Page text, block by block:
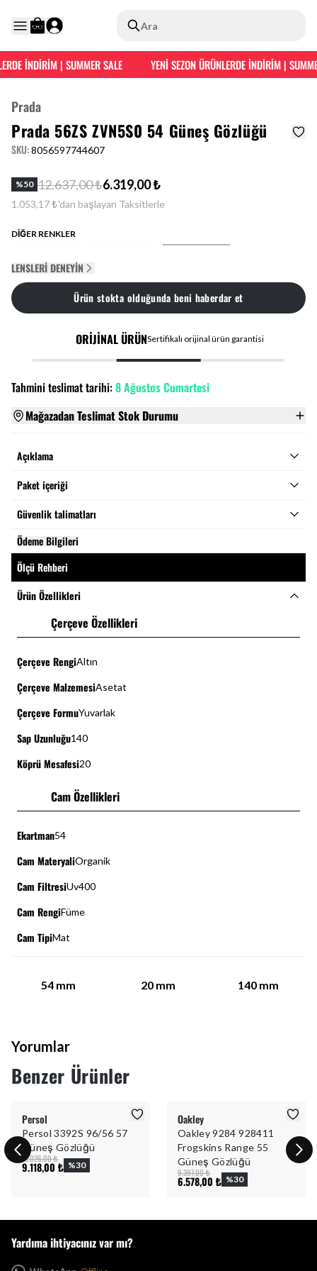
Ara
İNDİRİM | SUMMER SALE YENİ SEZON ÜRÜNLERDE İNDİRİM |
Prada
Prada 56ZS ZVN5S0 54 Güneş Gözlüğü
SKU:8056597744607
%50 12.637,00 ₺6.319,00 ₺
1.053,17 ₺'dan başlayan Taksitlerle
DİĞER RENKLER
LENSLERI DENEYIN
Ürün stokta olduğunda beni haberdar et
ORİJİNAL ÜRÜNSertifikalı orijinal ürün garantisi
Tahmini teslimat tarihi:8 Ağustos Cumartesi
Mağazadan Teslimat Stok Durumu
Açıklama
Paket içeriği
Güvenlik talimatları
Ödeme Bilgileri
Ölçü Rehberi
Ürün Özellikleri
Çerçeve Özellikleri
Çerçeve RengiAltın
Çerçeve MalzemesiAsetat
Çerçeve FormuYuvarlak
Sap Uzunluğu140
Köprü Mesafesi20
Cam Özellikleri
Ekartman54
Cam MateryaliOrganik
Cam FiltresiUv400
Cam RengiFüme
Cam TipiMat
54 mm 20 mm 140 mm
Yorumlar
Benzer Ürünler
Persol
Persol 3392S 96/56 57
Güneş Gözlüğü
13.026,00 ₺
9.118,00 ₺ %30
Oakley
Oakley 9284 928411
Frogskins Range 55
Güneş Gözlüğü
9.397,00 ₺
6.578,00 ₺ %30
Yardıma ihtiyacınız var mı?